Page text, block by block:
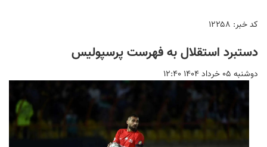
کد خبر: ۱۲۲۵۸
دستبرد استقلال به فهرست پرسپولیس
دوشنبه ۰۵ خرداد ۱۴۰۴ ۱۲:۴۰